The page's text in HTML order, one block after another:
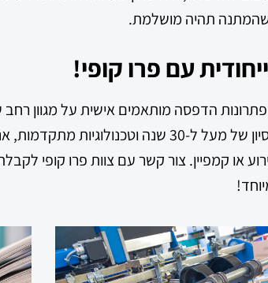
שהמתנה תהיה מושלמת.
עם פרו קופי!
הדפסה מותאמים אישית על מגוון
עבור לקוחות או לאירועים פרטיים. עם ניסיון של מעל ל-30 שנה
או קמפיין. צור קשר עם צוות פרו קופי